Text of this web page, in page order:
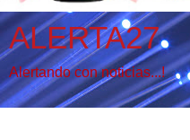
ALERTA27
Alertando con noticias...!